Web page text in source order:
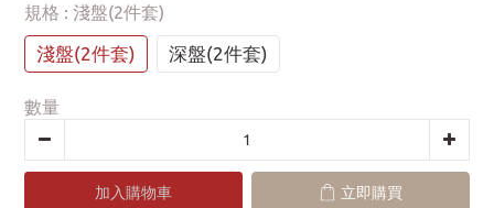
規格 : 淺盤(2件套)
淺盤(2件套) 深盤(2件套)
數量
加入購物車 立即購買